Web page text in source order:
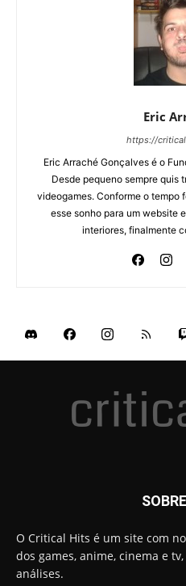
Eric
https://
Eric Arraché Gonçalves é o
Desde pequeno sempre quis
videogames. Conforme o tempo
esse sonho para um website
interiores, finalmente
O Critical Hits é um site com
dos games, anime, cinema e
análises.